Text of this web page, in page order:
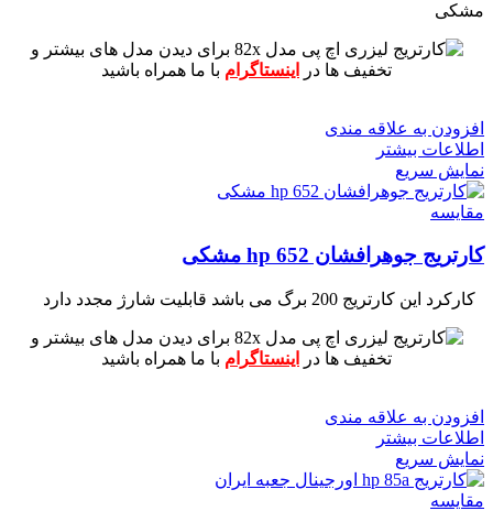
مشکی
برای دیدن مدل های بیشتر و
تخفیف ها در
اینستاگرام با ما همراه باشید
افزودن به علاقه مندی
اطلاعات بیشتر
نمایش سریع
مقايسه
کارتریج جوهرافشان 652 hp مشکی
کارکرد این کارتریج 200 برگ می باشد قابلیت شارژ مجدد دارد
برای دیدن مدل های بیشتر و
تخفیف ها در
اینستاگرام با ما همراه باشید
افزودن به علاقه مندی
اطلاعات بیشتر
نمایش سریع
مقايسه